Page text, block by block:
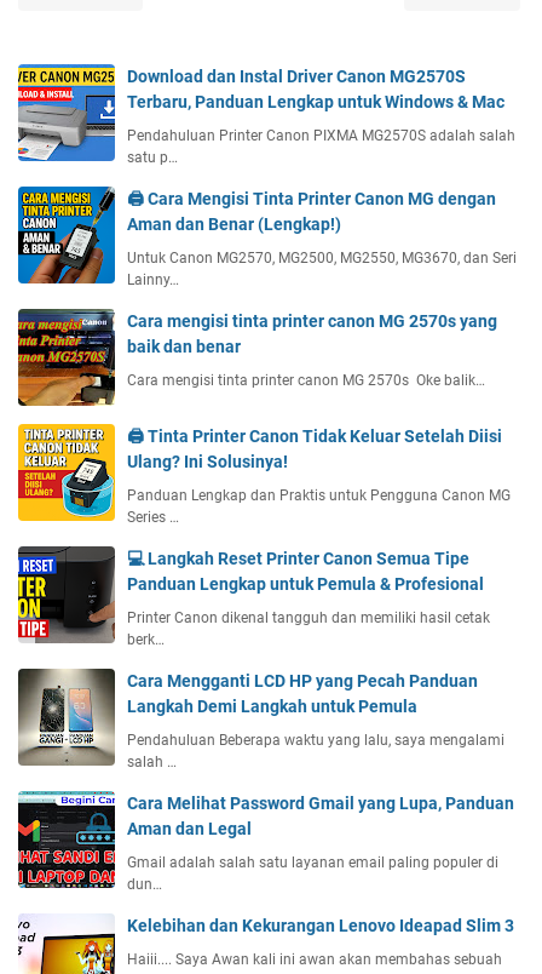
Download dan Instal Driver Canon MG2570S
Terbaru, Panduan Lengkap untuk Windows & Mac
Pendahuluan Printer Canon PIXMA MG2570S adalah salah
satu p…
🖨️ Cara Mengisi Tinta Printer Canon MG dengan
Aman dan Benar (Lengkap!)
Untuk Canon MG2570, MG2500, MG2550, MG3670, dan Seri
Lainny…
Cara mengisi tinta printer canon MG 2570s yang
baik dan benar
Cara mengisi tinta printer canon MG 2570s Oke balik…
🖨️ Tinta Printer Canon Tidak Keluar Setelah Diisi
Ulang? Ini Solusinya!
Panduan Lengkap dan Praktis untuk Pengguna Canon MG
Series …
💻 Langkah Reset Printer Canon Semua Tipe
Panduan Lengkap untuk Pemula & Profesional
Printer Canon dikenal tangguh dan memiliki hasil cetak
berk…
Cara Mengganti LCD HP yang Pecah Panduan
Langkah Demi Langkah untuk Pemula
Pendahuluan Beberapa waktu yang lalu, saya mengalami
salah …
Cara Melihat Password Gmail yang Lupa, Panduan
Aman dan Legal
Gmail adalah salah satu layanan email paling populer di
dun…
Kelebihan dan Kekurangan Lenovo Ideapad Slim 3
Haiii.... Saya Awan kali ini awan akan membahas sebuah